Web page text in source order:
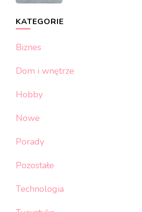
KATEGORIE
Biznes
Dom i wnętrze
Hobby
Nowe
Porady
Pozostałe
Technologia